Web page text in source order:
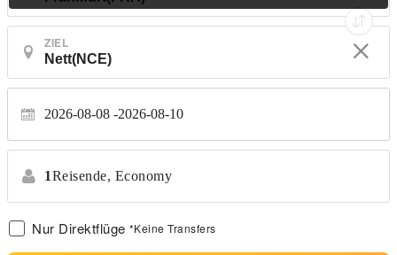
ZIEL
2026-08-08 2026-08-10
1Reisende, Economy
Nur Direktflüge *Keine Transfers